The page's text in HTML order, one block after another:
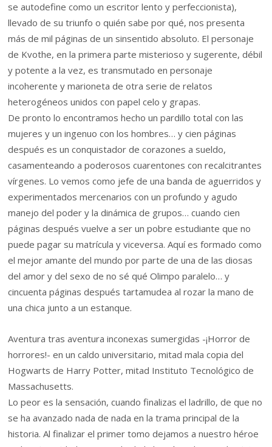
se autodefine como un escritor lento y perfeccionista),
llevado de su triunfo o quién sabe por qué, nos presenta
más de mil páginas de un sinsentido absoluto. El personaje
de Kvothe, en la primera parte misterioso y sugerente, débil
y potente a la vez, es transmutado en personaje
incoherente y marioneta de otra serie de relatos
heterogéneos unidos con papel celo y grapas.
De pronto lo encontramos hecho un pardillo total con las
mujeres y un ingenuo con los hombres… y cien páginas
después es un conquistador de corazones a sueldo,
casamenteando a poderosos cuarentones con recalcitrantes
vírgenes. Lo vemos como jefe de una banda de aguerridos y
experimentados mercenarios con un profundo y agudo
manejo del poder y la dinámica de grupos… cuando cien
páginas después vuelve a ser un pobre estudiante que no
puede pagar su matrícula y viceversa. Aquí es formado como
el mejor amante del mundo por parte de una de las diosas
del amor y del sexo de no sé qué Olimpo paralelo… y
cincuenta páginas después tartamudea al rozar la mano de
una chica junto a un estanque.
Aventura tras aventura inconexas sumergidas -¡Horror de
horrores!- en un caldo universitario, mitad mala copia del
Hogwarts de Harry Potter, mitad Instituto Tecnológico de
Massachusetts.
Lo peor es la sensación, cuando finalizas el ladrillo, de que no
se ha avanzado nada de nada en la trama principal de la
historia. Al finalizar el primer tomo dejamos a nuestro héroe